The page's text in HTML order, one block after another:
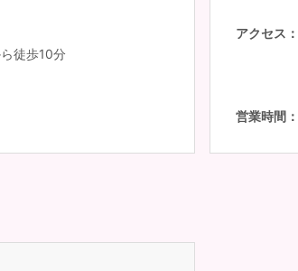
徒歩10分
アクセス
営業時間